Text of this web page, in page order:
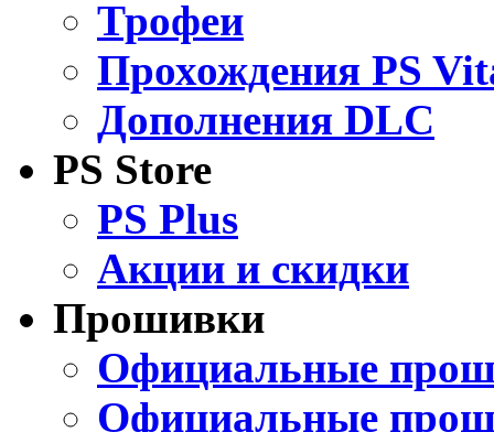
Трофеи
Прохождения PS
Дополнения DLC
PS Store
PS Plus
Акции и скидки
Прошивки
Официальные
Официальные